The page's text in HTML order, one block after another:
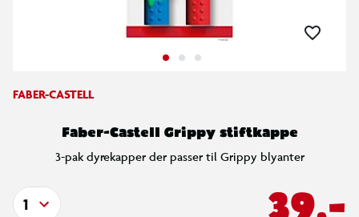
FABER-CASTELL
Faber-Castell Grippy stiftkappe
3-pak dyrekapper der passer til Grippy blyanter
1